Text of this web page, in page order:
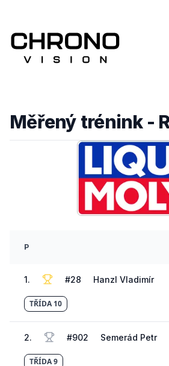
Měřený trénink-
P
1. #28 Hanzl Vladimír
TŘÍDA 10
2. #902 Semerád Petr
TŘÍDA 9